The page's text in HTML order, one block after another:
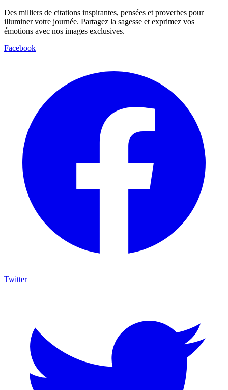
Des milliers de citations inspirantes, pensées et proverbes pour
illuminer votre journée. Partagez la sagesse et exprimez vos
émotions avec nos images exclusives.
Facebook
Twitter